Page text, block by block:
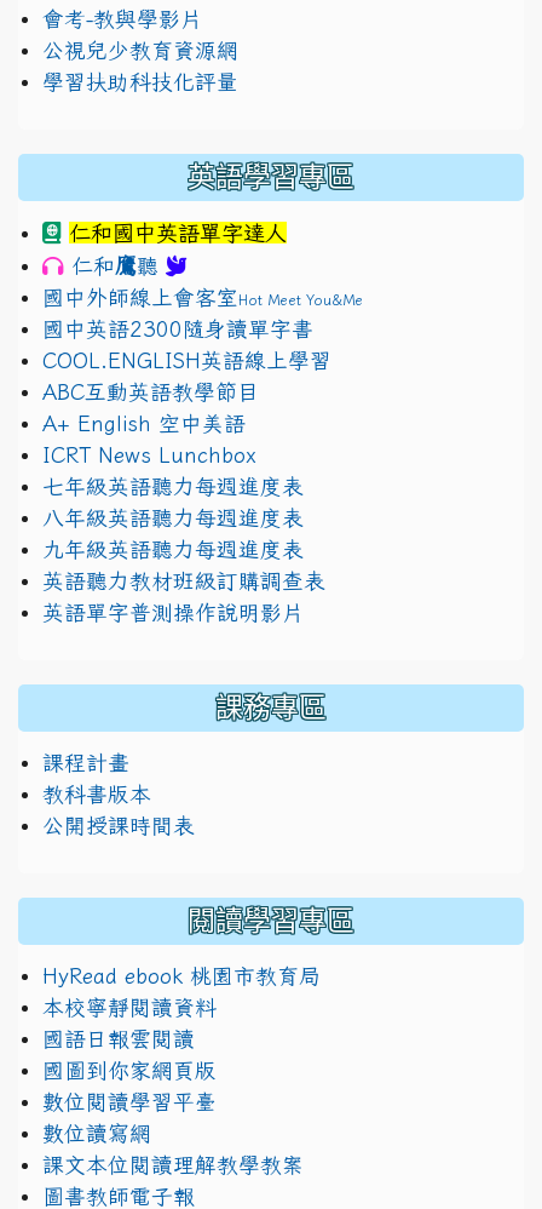
會考-教與學影片
公視兒少教育資源網
學習扶助科技化評量
英語學習專區
仁和國中英語單字達人
仁和鷹聽
國中外師線上會客室Hot Meet You&Me
國中英語2300隨身讀單字書
COOL.ENGLISH英語線上學習
ABC互動英語教學節目
A+ English 空中美語
ICRT News Lunchbox
七年級英語聽力每週進度表
八年級英語聽力每週進度表
九年級英語聽力每週進度表
英語聽力教材班級訂購調查表
英語單字普測操作說明影片
課務專區
課程計畫
教科書版本
公開授課時間表
閱讀學習專區
HyRead ebook 桃園市教育局
本校寧靜閱讀資料
國語日報雲閱讀
國圖到你家網頁版
數位閱讀學習平臺
數位讀寫網
課文本位閱讀理解教學教案
圖書教師電子報